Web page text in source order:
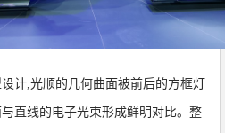
计,光顺的几何曲面被前后的方框灯
直线的电子光束形成鲜明对比。整